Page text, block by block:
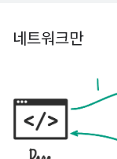
네트워크만